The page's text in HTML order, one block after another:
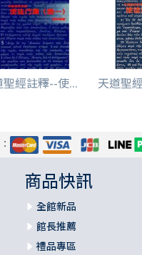
聖經註釋--使... 天道聖
商品快訊
全館新品
館長推薦
禮品專區